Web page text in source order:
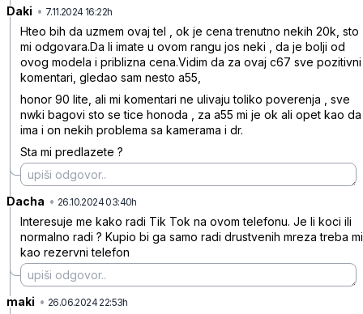
Daki • 7.11.2024 16:22h
Hteo bih da uzmem ovaj tel , ok je cena trenutno nekih 20k, sto
mi odgovara.Da li imate u ovom rangu jos neki , da je bolji od
ovog modela i priblizna cena.Vidim da za ovaj c67 sve pozitivni
komentari, gledao sam nesto a55,
honor 90 lite, ali mi komentari ne ulivaju toliko poverenja , sve
nwki bagovi sto se tice honoda , za a55 mi je ok ali opet kao da
ima i on nekih problema sa kamerama i dr.
Sta mi predlazete ?
Dacha • 26.10.2024 03:40h
Interesuje me kako radi Tik Tok na ovom telefonu. Je li koci ili
normalno radi ? Kupio bi ga samo radi drustvenih mreza treba mi
kao rezervni telefon
maki • 26.06.2024 22:53h